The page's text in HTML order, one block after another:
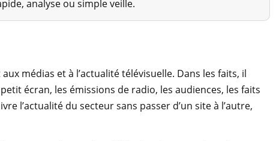
analyse ou simple veille.
médias et à l’actualité télévisuelle. Dans les faits, il
écran, les émissions de radio, les audiences, les faits
l’actualité du secteur sans passer d’un site à l’autre,